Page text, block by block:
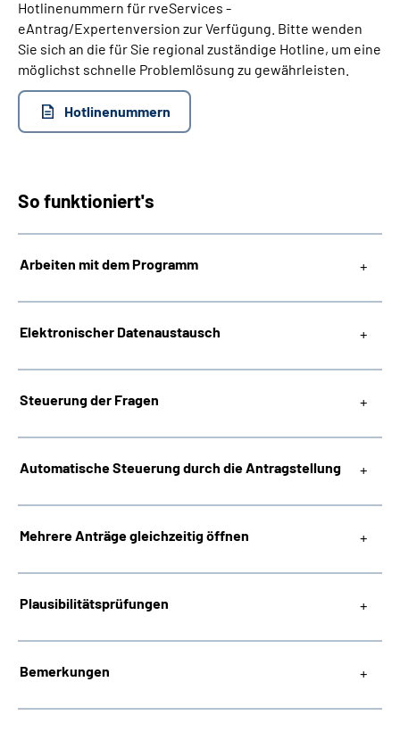
Hotlinenummern für rveServices -
eAntrag/Expertenversion zur Verfügung. Bitte wenden
Sie sich an die für Sie regional zuständige Hotline, um eine
möglichst schnelle Problemlösung zu gewährleisten.
Hotlinenummern
So funktioniert's
Arbeiten mit dem Programm
Elektronischer Datenaustausch
Steuerung der Fragen
Automatische Steuerung durch die Antragstellung
Mehrere Anträge gleichzeitig öffnen
Plausibilitätsprüfungen
Bemerkungen